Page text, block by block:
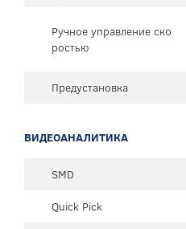
Ручное управление ско
ростью
Предустановка
ВИДЕОАНАЛИТИКА
SMD
Quick Pick